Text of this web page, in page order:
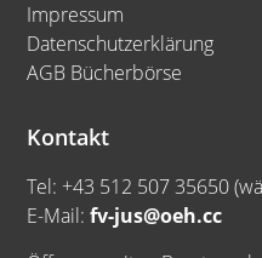
Impressum
Datenschutzerklärung
AGB Bücherbörse
Kontakt
Tel: +43 512 507 35650
E-Mail:fv-jus@oeh.cc